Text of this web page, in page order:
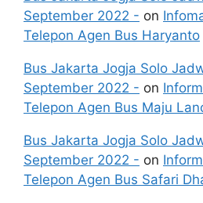
September 2022 - on
Telepon Agen Bus Haryanto
Bus Jakarta Jogja Solo
September 2022 - on
Telepon Agen Bus Maju
Bus Jakarta Jogja Solo
September 2022 - on
Telepon Agen Bus Safari